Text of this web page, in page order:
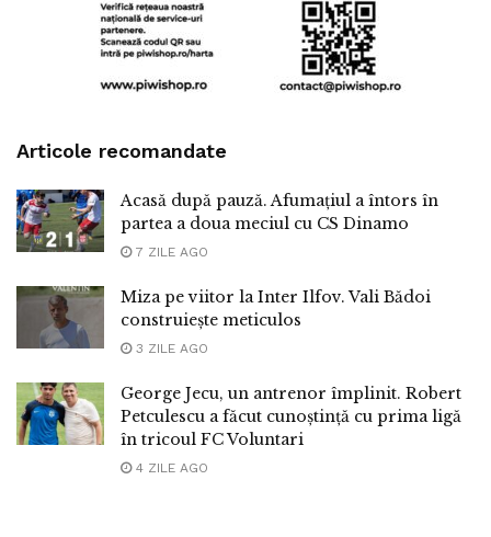
Articole recomandate
Acasă după pauză. Afumațiul a întors în
partea a doua meciul cu CS Dinamo
7 ZILE AGO
Miza pe viitor la Inter Ilfov. Vali Bădoi
construiește meticulos
3 ZILE AGO
George Jecu, un antrenor împlinit. Robert
Petculescu a făcut cunoștință cu prima ligă
în tricoul FC Voluntari
4 ZILE AGO